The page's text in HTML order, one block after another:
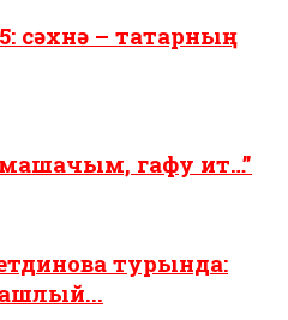
сәхнә – татарның
гафу ит…”
турында: